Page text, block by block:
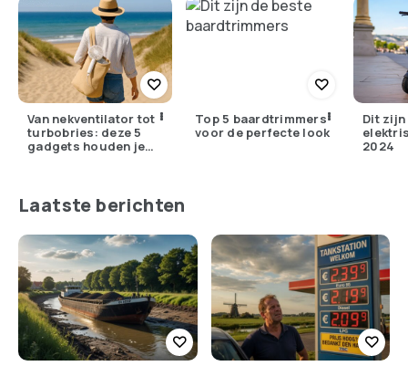
Van nekventilator tot
turbobries: deze 5
gadgets houden je
Top 5 baardtrimmers
voor de perfecte look
Dit
2024
Laatste berichten